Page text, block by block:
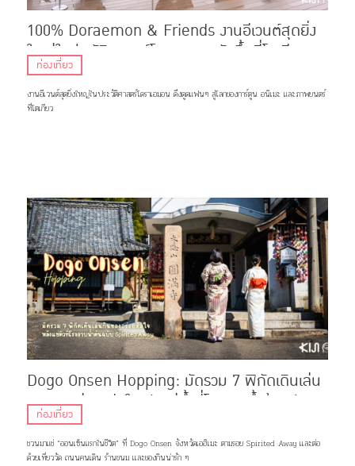
100% Doraemon & Friends งานอีเวนต์สุดยิ่ง
ใหญ่ในประวัติศาสตร์โดราเอมอนจัดขึ้นที่โตเกียว
ท่องเที่ยว
งานอีเวนต์สุดยิ่งใหญ่ในประวัติศาสตร์โดราเอมอน ดึงดูดแฟนๆ สู่โลกของการ์ตูน อนิเมะ และภาพยนตร์
ที่โตเกียว
Dogo Onsen Hopping: มัดรวม 7 พิกัดเดินเล่น
กินของอร่อย ฮีลใจหลังแช่น้ำที่โรงอาบน้ำต้นฉบับ
Spirited Away
ท่องเที่ยว
ชวนมาแช่ “ออนเซ็นแรกในชีวิต” ที่ Dogo Onsen จังหวัดเอฮิเมะ ตามรอย Spirited Away เเละต่อ
ด้วยเที่ยววัด ถนนคนเดิน ร้านขนม เเละของกินน่ารัก ๆ